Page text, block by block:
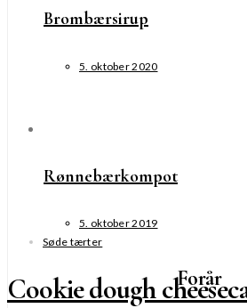
Brombærsirup
5. oktober 2020
Rønnebærkompot
5. oktober 2019
Forår
Søde tærter
Cookie dough